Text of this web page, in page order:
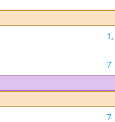
1,
7
7